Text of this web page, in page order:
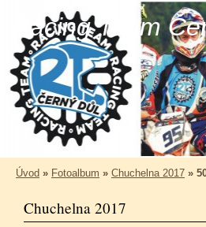
Racing Team
Úvod » Fotoalbum » Chuchelna 2017 »
Chuchelna 2017